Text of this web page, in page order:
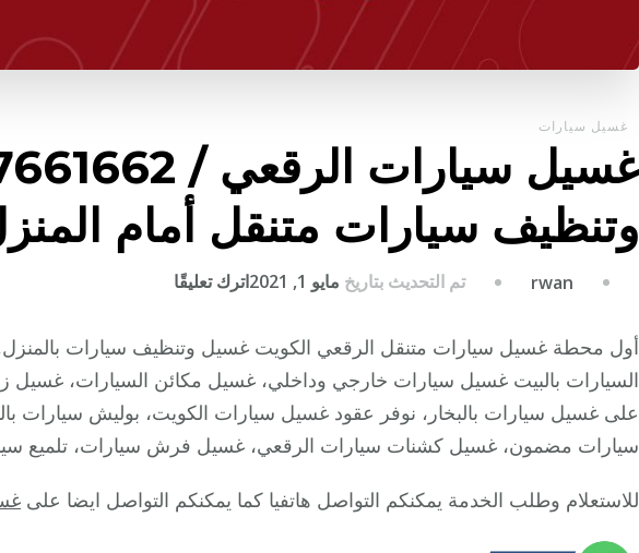
غسيل سيارات
وتنظيف سيارات متنقل أمام
rwan تم التحديث بتاريخ مايو 1, 2021 اترك تعليقًا
سيارات
الرقعي
67661662
/
غسيل
وتنظيف
أول محطة غسيل سيارات متنقل الرقعي الكويت غسيل وتنظيف سيارات بالمنزل,
السيارات بالبيت غسيل سيارات خارجي وداخلي، غسيل مكائن السيارات، غسيل
على غسيل سيارات بالبخار، نوفر عقود غسيل سيارات الكويت، بوليش سيارات
سيارات مضمون، غسيل كشنات سيارات الرقعي، غسيل فرش سيارات، تلميع
للاستعلام وطلب الخدمة يمكنكم التواصل هاتفيا كما يمكنكم التواصل ايضا على